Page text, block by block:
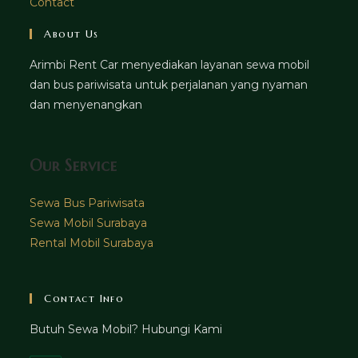
About Us
Arimbi Rent Car menyediakan layanan sewa mobil
dan bus pariwisata untuk perjalanan yang nyaman
dan menyenangkan
Our Service
Sewa Bus Pariwisata
Sewa Mobil Surabaya
Rental Mobil Surabaya
Contact Info
Butuh Sewa Mobil? Hubungi Kami